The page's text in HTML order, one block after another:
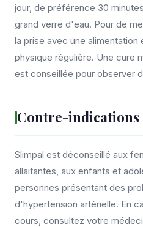
jour, de préférence 30
grand verre d'eau. Pour de
la prise avec une
physique régulière. Une cure
est conseillée pour observer
Contre-indications
Slimpal est déconseillé aux
allaitantes, aux enfants et
personnes présentant des
d'hypertension artérielle. En
cours, consultez votre